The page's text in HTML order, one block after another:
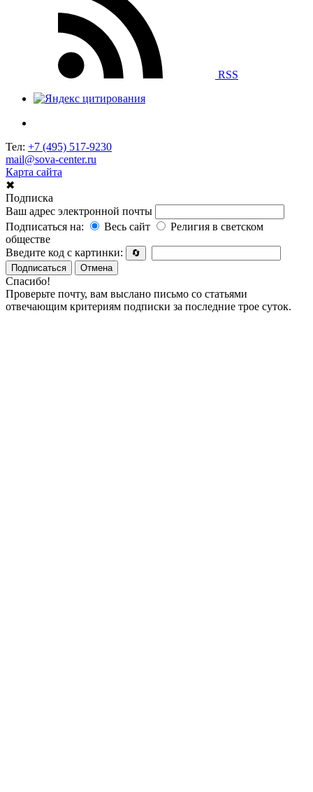
RSS
Тел: +7 (495) 517-9230
mail@sova-center.ru
Карта сайта
✖
Подписка
Ваш адрес электронной почты
Подписаться на:
Весь сайт
Религия в светском
обществе
Введите код с картинки:
🔄
Подписаться
Отмена
Спасибо!
Проверьте почту, вам выслано письмо со статьями
отвечающим критериям подписки за последние трое суток.